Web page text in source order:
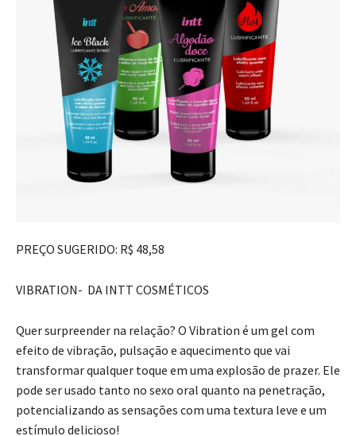
PREÇO SUGERIDO: R$ 48,58
VIBRATION- DA INTT COSMÉTICOS
Quer surpreender na relação? O Vibration é um gel com
efeito de vibração, pulsação e aquecimento que vai
transformar qualquer toque em uma explosão de prazer. Ele
pode ser usado tanto no sexo oral quanto na penetração,
potencializando as sensações com uma textura leve e um
estímulo delicioso!